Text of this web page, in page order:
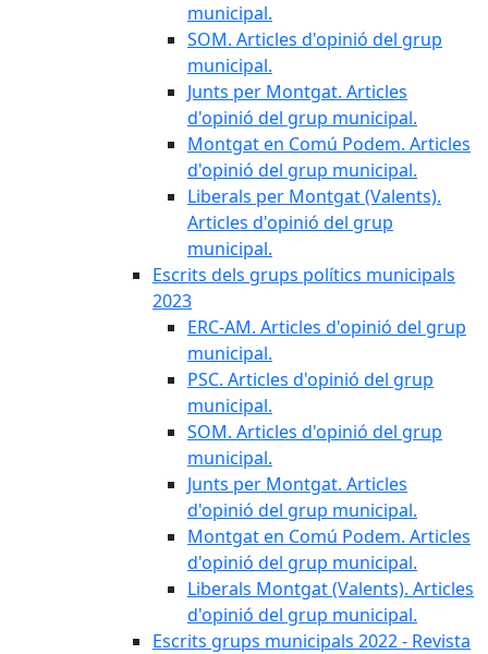
municipal.
SOM. Articles d'opinió del grup
municipal.
Junts per Montgat. Articles
d'opinió del grup municipal.
Montgat en Comú Podem. Articles
d'opinió del grup municipal.
Liberals per Montgat (Valents).
Articles d'opinió del grup
municipal.
Escrits dels grups polítics municipals
2023
ERC-AM. Articles d'opinió del grup
municipal.
PSC. Articles d'opinió del grup
municipal.
SOM. Articles d'opinió del grup
municipal.
Junts per Montgat. Articles
d'opinió del grup municipal.
Montgat en Comú Podem. Articles
d'opinió del grup municipal.
Liberals Montgat (Valents). Articles
d'opinió del grup municipal.
Escrits grups municipals 2022 - Revista